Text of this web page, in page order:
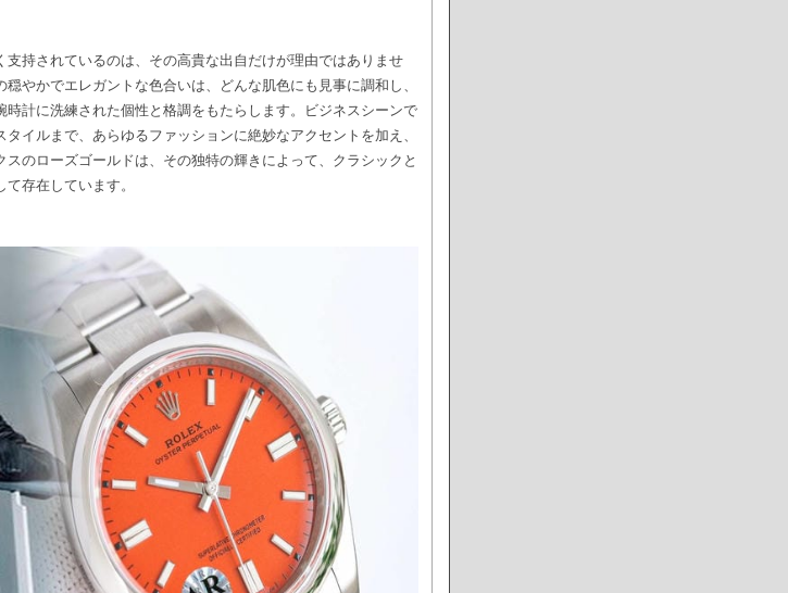
持されているのは、その高貴な出自だけが理由ではありませ
やかでエレガントな色合いは、どんな肌色にも見事に調和し、
計に洗練された個性と格調をもたらします。ビジネスシーンで
イルまで、あらゆるファッションに絶妙なアクセントを加え、
のローズゴールドは、その独特の輝きによって、クラシックと
存在しています。